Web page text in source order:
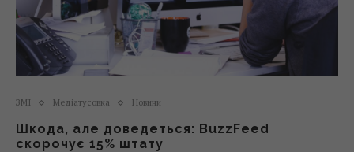
ЗМІ Медіатусовка Новини
Шкода, але доведеться: BuzzFeed
скорочує 15% штату